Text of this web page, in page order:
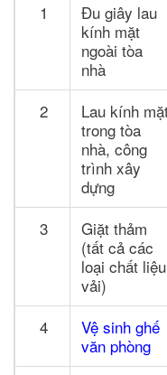
1
Đu giây lau
kính mặt
ngoài tòa
nhà
2
Lau kính
trong tòa
nhà, công
trình xây
dựng
3
Giặt thảm
(tất cả các
loại chất liệu
vải)
4
Vệ sinh ghế
văn phòng